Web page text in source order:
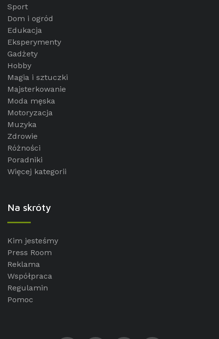
Sport
Dom i ogród
Edukacja
Eksperymenty
Gadżety
Hobby
Magia i sztuczki
Majsterkowanie
Moda męska
Motoryzacja
Muzyka
Zdrowie
Różności
Poradniki
Więcej kategorii
Na skróty
Kim jesteśmy
Press Room
Reklama
Współpraca
Regulamin
Pomoc